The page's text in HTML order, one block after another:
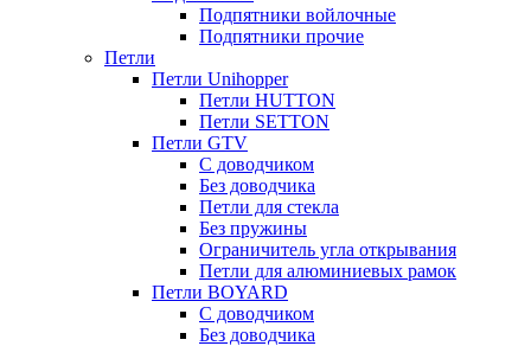
Подпятники войлочные
Подпятники прочие
Петли
Петли Unihopper
Петли HUTTON
Петли SETTON
Петли GTV
С доводчиком
Без доводчика
Петли для стекла
Без пружины
Ограничитель угла открывания
Петли для алюминиевых рамок
Петли BOYARD
С доводчиком
Без доводчика